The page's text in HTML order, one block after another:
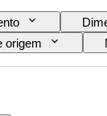
origem